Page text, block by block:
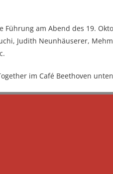
am Abend des 19.
Judith Neunhäuserer,
im Café Beethoven